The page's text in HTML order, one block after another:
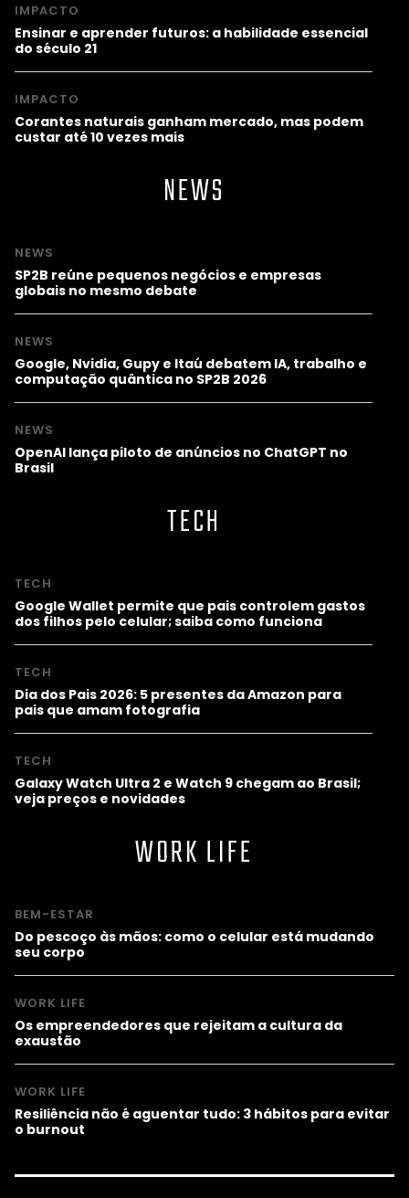
IMPACTO
Ensinar e aprender futuros: a habilidade essencial
do século 21
IMPACTO
Corantes naturais ganham mercado, mas podem
custar até 10 vezes mais
NEWS
NEWS
SP2B reúne pequenos negócios e empresas
globais no mesmo debate
NEWS
Google, Nvidia, Gupy e Itaú debatem IA, trabalho e
computação quântica no SP2B 2026
NEWS
OpenAI lança piloto de anúncios no ChatGPT no
Brasil
TECH
TECH
Google Wallet permite que pais controlem gastos
dos filhos pelo celular; saiba como funciona
TECH
Dia dos Pais 2026: 5 presentes da Amazon para
pais que amam fotografia
TECH
Galaxy Watch Ultra 2 e Watch 9 chegam ao Brasil;
veja preços e novidades
WORK LIFE
BEM-ESTAR
Do pescoço às mãos: como o celular está mudando
seu corpo
WORK LIFE
Os empreendedores que rejeitam a cultura da
exaustão
WORK LIFE
Resiliência não é aguentar tudo: 3 hábitos para evitar
o burnout